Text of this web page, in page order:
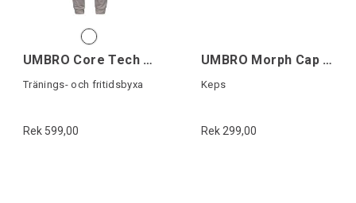
UMBRO Core Tech Pant
Tränings- och fritidsbyxa
Rek 599,00
UMBRO Morph Cap Rosa/Marin
Keps
Rek 299,00